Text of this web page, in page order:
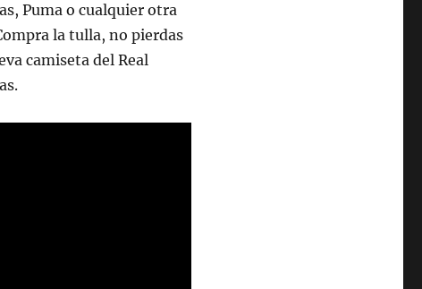
Puma o cualquier otra
la tulla, no pierdas
camiseta del Real